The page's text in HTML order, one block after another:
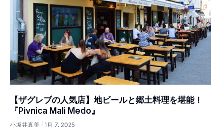
【ザグレブの人気店】地ビールと郷土料理を堪能！
『Pivnica Mali Medo』
小坂井真美 1月 7, 2025